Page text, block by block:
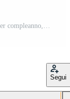
bokeh glitter colorfull sfocato sfondo astratto per compleanno, anniversario, matrimonio, capodanno o natale Foto Pro
Segui